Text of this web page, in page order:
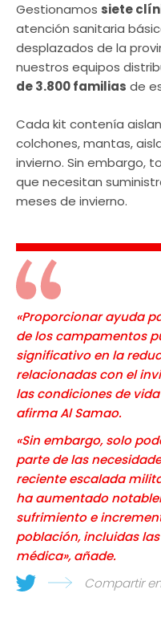
Gestionamos siete
atención sanitaria
desplazados de la
nuestros equipos
de 3.800 familias de
Cada kit contenía
colchones, mantas,
invierno. Sin embargo,
que necesitan
meses de invierno.
«Proporcionar ayuda
de los campamentos
significativo en la
relacionadas con el
las condiciones de
afirma Al Samao.
«Sin embargo, solo
parte de las
reciente escalada
ha aumentado
sufrimiento e
población, incluidas
médica», añade.
Compartir